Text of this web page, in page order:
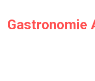
Gastronomie